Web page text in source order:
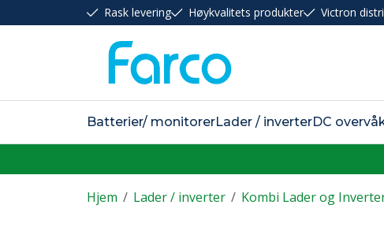
Rask levering Høykvalitets produkter Victron
Batterier/ monitorerLader / inverterDC
/
Hjem /
Lader / inverter Kombi Lader og